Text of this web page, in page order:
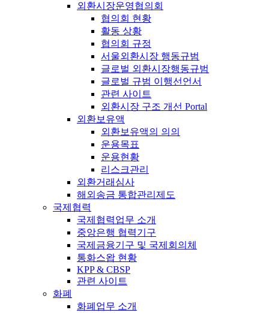
외환시장운영협의회
협의회 현황
활동 상황
협의회 규정
서울외환시장 행동규범
글로벌 외환시장행동규범
글로벌 규범 이행선언서
관련 사이트
외환시장 구조 개선 Portal
외환보유액
외환보유액의 의의
운용목표
운용현황
리스크관리
외환거래심사
해외송금 통합관리제도
국제협력
국제협력업무 소개
중앙은행 협력기구
국제금융기구 및 국제회의체
통화스왑 현황
KPP & CBSP
관련 사이트
화폐
화폐업무 소개